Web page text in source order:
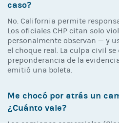
caso?
No. California permite
Los oficiales CHP citan solo
personalmente observan — y
el choque real. La culpa civil
preponderancia de la
emitió una boleta.
Me chocó por atrás un
¿Cuánto vale?